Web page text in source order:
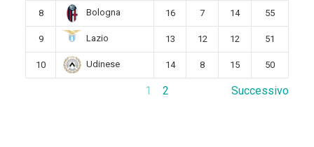
8 Bologna 16 7 14 55
9 Lazio 13 12 12 51
10 Udinese 14 8 15 50
1 2 Successivo